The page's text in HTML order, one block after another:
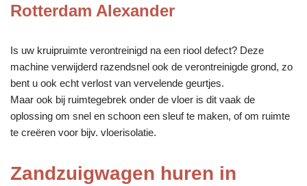
Rotterdam Alexander
Is uw kruipruimte verontreinigd na een riool defect? Deze
machine verwijderd razendsnel ook de verontreinigde grond, zo
bent u ook echt verlost van vervelende geurtjes.
Maar ook bij ruimtegebrek onder de vloer is dit vaak de
oplossing om snel en schoon een sleuf te maken, of om ruimte
te creëren voor bijv. vloerisolatie.
Zandzuigwagen huren in